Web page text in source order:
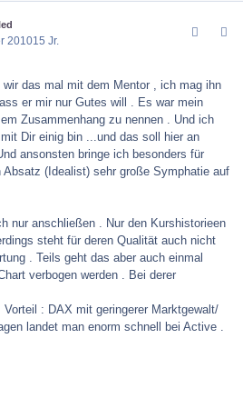
201015 Jr.
das mal mit dem Mentor , ich mag ihn
er mir nur Gutes will . Es war mein
Zusammenhang zu nennen . Und ich
Dir einig bin ...und das soll hier an
ansonsten bringe ich besonders für
Absatz (Idealist) sehr große Symphatie auf
nur anschließen . Nur den Kurshistorieen
steht für deren Qualität auch nicht
. Teils geht das aber auch einmal
verbogen werden . Bei derer
: DAX mit geringerer Marktgewalt/
landet man enorm schnell bei Active .